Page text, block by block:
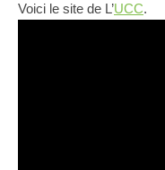
Voici le site de L’UCC.